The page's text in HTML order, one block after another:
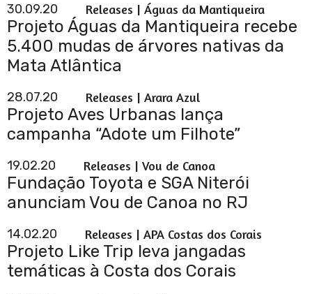
30.09.20 Releases | Águas da Mantiqueira
Projeto Águas da Mantiqueira recebe
5.400 mudas de árvores nativas da
Mata Atlântica
28.07.20 Releases | Arara Azul
Projeto Aves Urbanas lança
campanha “Adote um Filhote”
19.02.20 Releases | Vou de Canoa
Fundação Toyota e SGA Niterói
anunciam Vou de Canoa no RJ
14.02.20 Releases | APA Costas dos Corais
Projeto Like Trip leva jangadas
temáticas à Costa dos Corais